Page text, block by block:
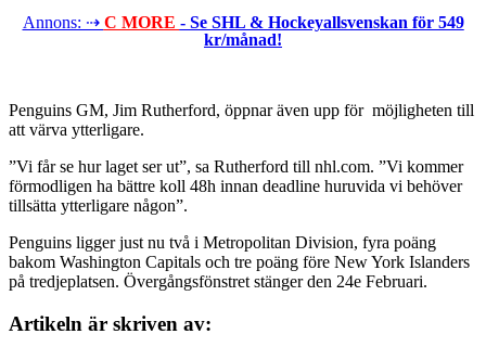
Annons: ⇢ C MORE - Se SHL & Hockeyallsvenskan för 549
kr/månad!
Penguins GM, Jim Rutherford, öppnar även upp för möjligheten till
att värva ytterligare.
”Vi får se hur laget ser ut”, sa Rutherford till nhl.com. ”Vi kommer
förmodligen ha bättre koll 48h innan deadline huruvida vi behöver
tillsätta ytterligare någon”.
Penguins ligger just nu två i Metropolitan Division, fyra poäng
bakom Washington Capitals och tre poäng före New York Islanders
på tredjeplatsen. Övergångsfönstret stänger den 24e Februari.
Artikeln är skriven av: